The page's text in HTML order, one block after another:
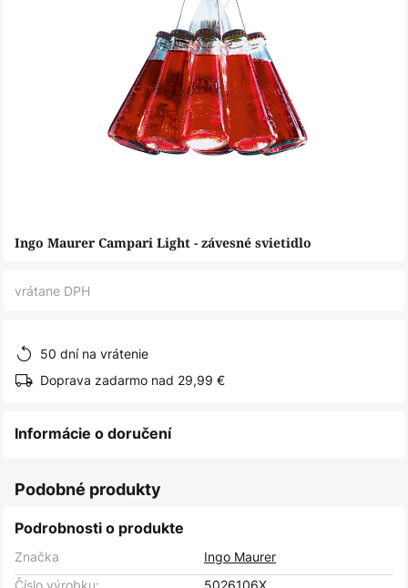
Preskočiť
Ingo Maurer Campari Light - závesné svietidlo
vrátane DPH
50 dní na vrátenie
Doprava zadarmo nad 29,99 €
Informácie o doručení
Podobné produkty
Podrobnosti o produkte
Značka
Ingo Maurer